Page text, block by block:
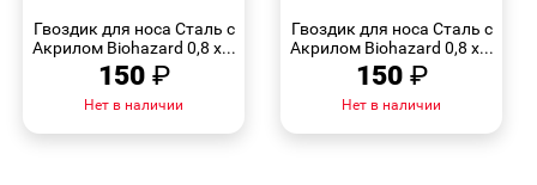
Гвоздик для носа Сталь с
Акрилом Biohazard 0,8 х...
150 ₽
Нет в наличии
Гвоздик для носа Сталь с
Акрилом Biohazard 0,8 х...
150 ₽
Нет в наличии